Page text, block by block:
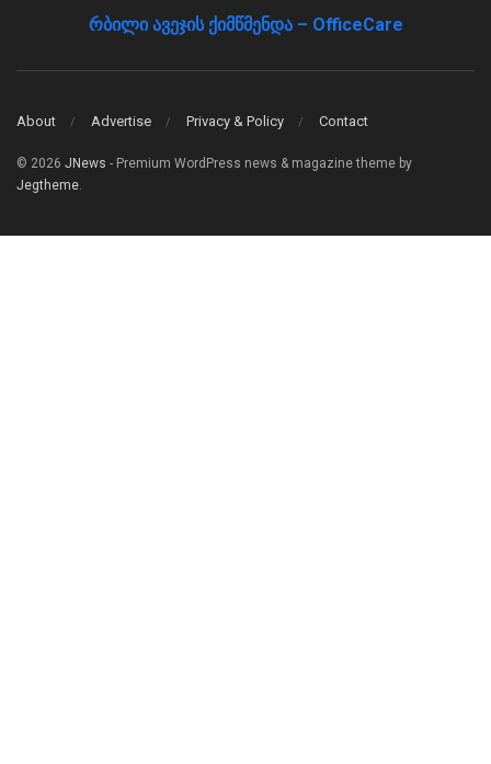
რბილი ავეჯის ქიმწმენდა – OfficeCare
About Advertise Privacy & Policy Contact
© 2026 JNews - Premium WordPress news & magazine theme by
Jegtheme.